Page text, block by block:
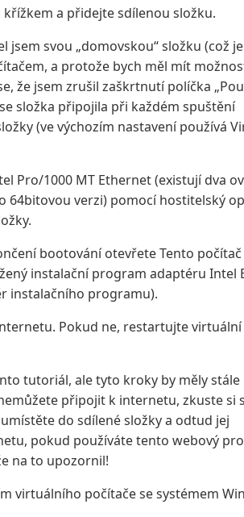
a přidejte sdílenou složku.
svou „domovskou“ složku (což je
a protože bych měl mít
že jsem zrušil zaškrtnutí políčka
složka připojila při každém spuštění
(ve výchozím nastavení používá
Pro/1000 MT Ethernet (existují dva
64bitovou verzi) pomocí hostitelský
bootování otevřete Tento počítač
instalační program adaptéru Intel
instalačního programu).
Pokud ne, restartujte virtuální
tutoriál, ale tyto kroky by měly stále
připojit k internetu, zkuste si
do sdílené složky a odtud jej
pokud používáte tento webový
na to upozornil!
virtuálního počítače se systémem